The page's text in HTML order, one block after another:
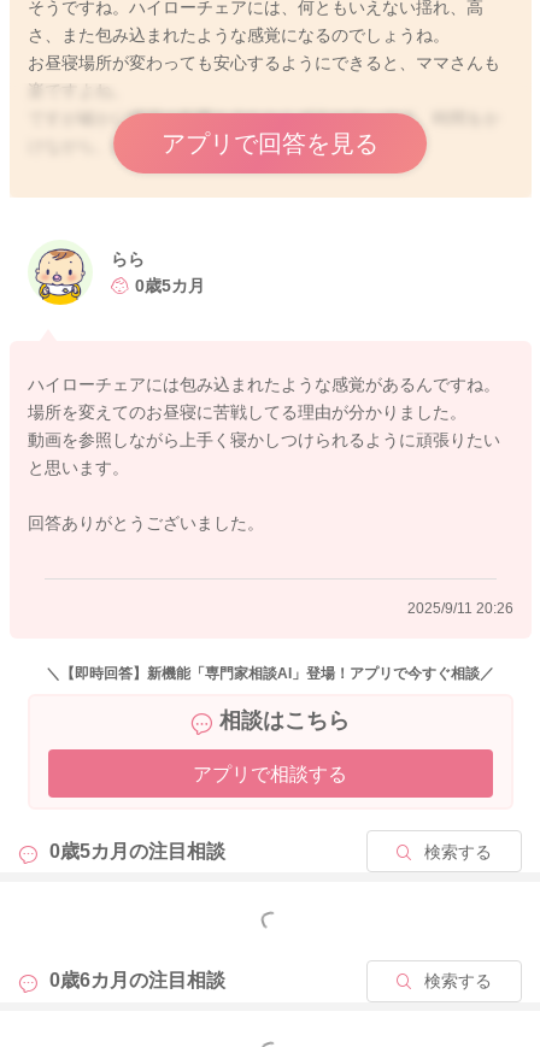
そうですね。ハイローチェアには、何ともいえない揺れ、高
さ、また包み込まれたような感覚になるのでしょうね。
お昼寝場所が変わっても安心するようにできると、ママさんも
ですが確かに慣習の影響も少なからず出やすいので、時間をか
けながら、練習していきましょう。
まずは寝かしつけですね。寝かしつけがうまくいけば、どこで
国立研究開発法人理化学研究所では、赤ちゃんの効果的な泣き
https://www.riken.jp/press/2022/20220914_1/index.html#note1
抱っこをしながら、一定テンポで歩きながら寝かしつけるのが
こしたまま座ってお過ごしいただくのが、よいと考えられてい
していますのでご覧になってみてくださいね！
https://m.youtube.com/playlist?list=PL5X6kc70Rx7DxGV2fIk7p6
saPM54-l3Co
アプリで回答を見る
らら
0歳5カ月
ハイローチェアには包み込まれたような感覚があるんですね。
場所を変えてのお昼寝に苦戦してる理由が分かりました。
動画を参照しながら上手く寝かしつけられるように頑張りたい
と思います。
回答ありがとうございました。
2025/9/11 20:26
＼【即時回答】新機能「専門家相談AI」登場！アプリで今すぐ相談／
相談はこちら
アプリで相談する
0歳5カ月の注目相談 検索する
もっと見る
0歳6カ月の注目相談 検索する